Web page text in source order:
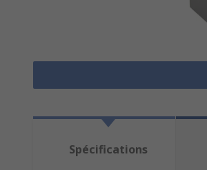
Spécifications